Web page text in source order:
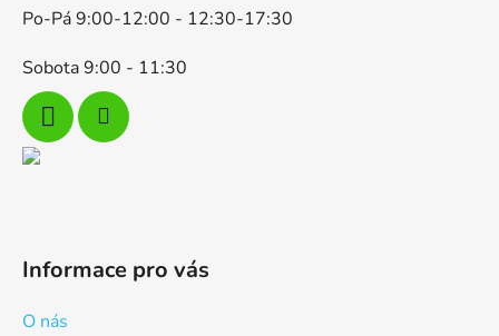
Po-Pá 9:00-12:00 - 12:30-17:30
Sobota 9:00 - 11:30
Informace pro vás
O nás